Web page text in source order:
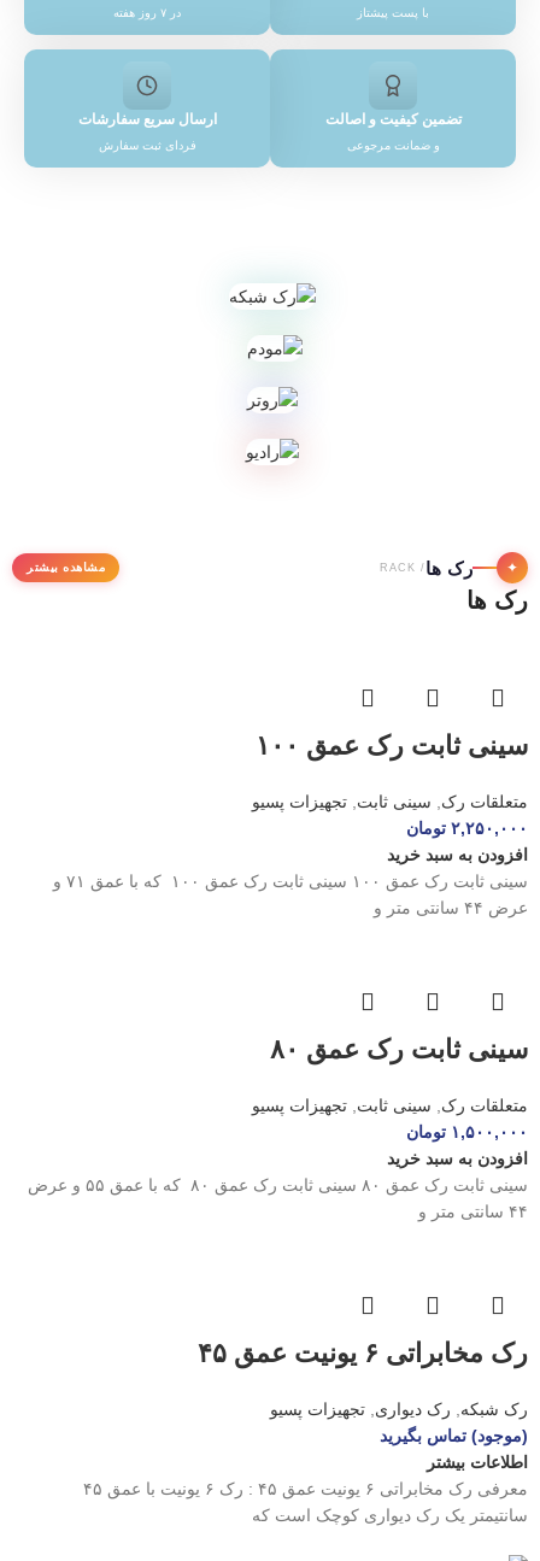
با پست پیشتاز در ۷ روز هفته
تضمین کیفیت و اصالت
و ضمانت مرجوعی
ارسال سریع سفارشات
فردای ثبت سفارش
✦ رک ها / RACK مشاهده بیشتر
رک ها
سینی ثابت رک عمق ۱۰۰
متعلقات رک, سینی ثابت, تجهیزات پسیو
۲,۲۵۰,۰۰۰ تومان
افزودن به سبد خرید
سینی ثابت رک عمق ۱۰۰ سینی ثابت رک عمق ۱۰۰ که با عمق ۷۱ و
عرض ۴۴ سانتی متر و
سینی ثابت رک عمق ۸۰
متعلقات رک, سینی ثابت, تجهیزات پسیو
۱,۵۰۰,۰۰۰ تومان
افزودن به سبد خرید
سینی ثابت رک عمق ۸۰ سینی ثابت رک عمق ۸۰ که با عمق ۵۵ و عرض
۴۴ سانتی متر و
رک مخابراتی ۶ یونیت عمق ۴۵
رک شبکه, رک دیواری, تجهیزات پسیو
(موجود) تماس بگیرید
اطلاعات بیشتر
معرفی رک مخابراتی ۶ یونیت عمق ۴۵ : رک ۶ یونیت با عمق ۴۵
سانتیمتر یک رک دیواری کوچک است که